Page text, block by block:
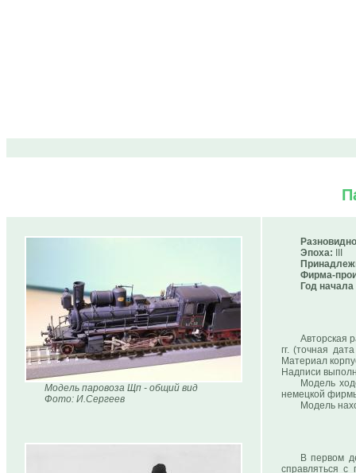
Модель паровоза Щп - общий вид
Фото: И.Сергеев
Эпоха:
Фирма-
Год
Авторская
гг. (точная
Материал
Надписи
Модель
немецкой
Модель
В первом
справляться с